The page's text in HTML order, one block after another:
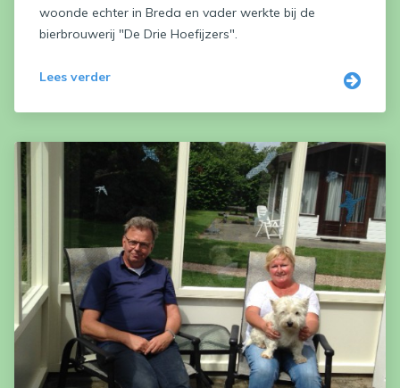
woonde echter in Breda en vader werkte bij de
bierbrouwerij "De Drie Hoefijzers".
Lees verder